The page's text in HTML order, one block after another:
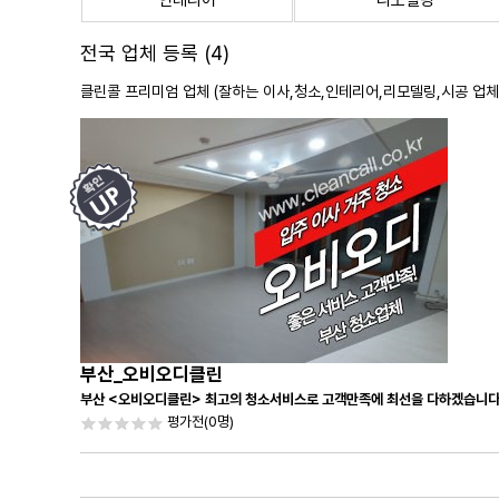
전국 업체 등록 (4)
클린콜 프리미엄 업체 (잘하는 이사, 청소 ,인테리어,리모델링,시공 업
부산_오비오디클린
부산 <오비오디클린> 최고의 청소서비스로 고객만족에 최선을 다하겠습니
평가전(0명)